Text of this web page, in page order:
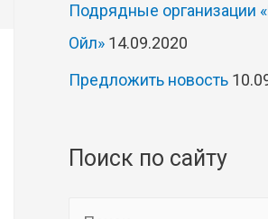
Подрядные организации
Ойл» 14.09.2020
Предложить новость
Поиск по сайту